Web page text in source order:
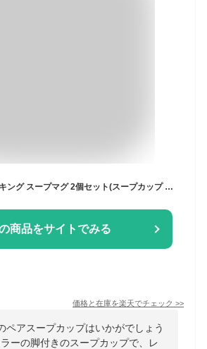
商品をサイトでみる
価格と在庫を楽天でチェック >>
ペアスープカップはいかがでしょう
ーの脚付きのスープカップで、レ